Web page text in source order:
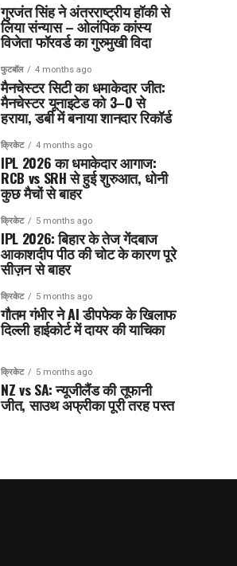
गुरजंत सिंह ने अंतरराष्ट्रीय हॉकी से
लिया संन्यास – ओलंपिक कांस्य
विजेता फॉरवर्ड का गुरुमुखी विदा
फुटबॉल 4 months ago
मैनचेस्टर सिटी का धमाकेदार जीत:
मैनचेस्टर यूनाइटेड को 3–0 से
हराया, डर्बी में बनाया शानदार रिकॉर्ड
क्रिकेट 4 months ago
IPL 2026 का धमाकेदार आगाज:
RCB vs SRH से हुई शुरुआत, धोनी
कुछ मैचों से बाहर
क्रिकेट 5 months ago
IPL 2026: बिहार के तेज गेंदबाज
आकाशदीप पीठ की चोट के कारण पूरे
सीज़न से बाहर
क्रिकेट 5 months ago
गौतम गंभीर ने AI डीपफेक के खिलाफ
दिल्ली हाईकोर्ट में दायर की याचिका
क्रिकेट 5 months ago
NZ vs SA: न्यूजीलैंड की तूफानी
जीत, साउथ अफ्रीका पूरी तरह पस्त